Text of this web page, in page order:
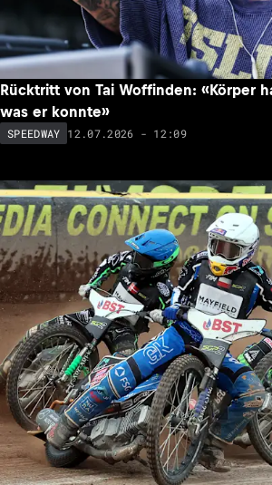
Rücktritt von Tai Woffinden: «Körper
was er konnte»
SPEEDWAY 12.07.2026 - 12:09